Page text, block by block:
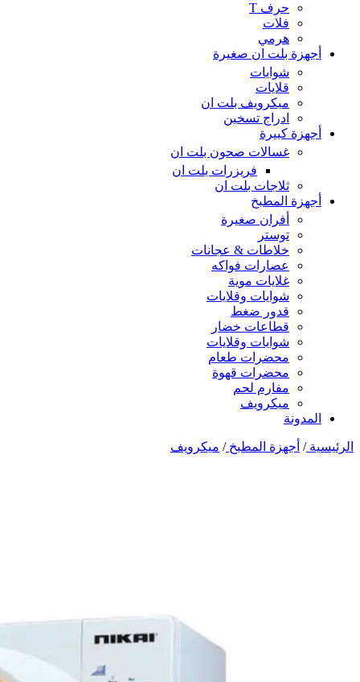
حرف T
فلات
هرمي
أجهزة بلت ان صغيرة
شوايات
قلايات
ميكرويف بلت ان
ادراج تسخين
أجهزة كبيرة
غسالات صحون بلت ان
فريزرات بلت ان
ثلاجات بلت ان
أجهزة المطبخ
أفران صغيرة
توستر
خلاطات & عجانات
عصارات فواكه
غلايات موية
شوايات وقلايات
قدور ضغط
قطاعات خضار
شوايات وقلايات
محضرات طعام
محضرات قهوة
مفارم لحم
ميكرويف
المدونة
الرئيسية/ أجهزة المطبخ/ ميكرويف